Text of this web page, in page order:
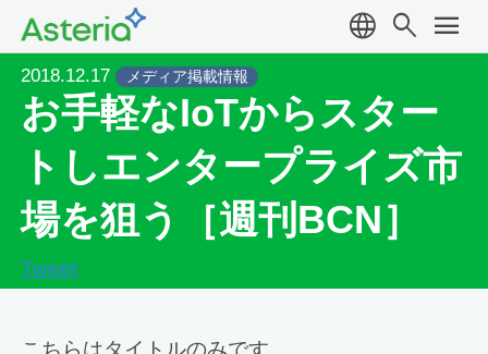
language search menu
2018.12.17 メディア掲載情報
お手軽なIoTからスター
トしエンタープライズ市
場を狙う［週刊BCN］
Tweet
こちらはタイトルのみです